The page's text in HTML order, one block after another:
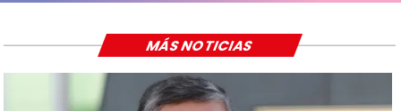
MÁS NOTICIAS